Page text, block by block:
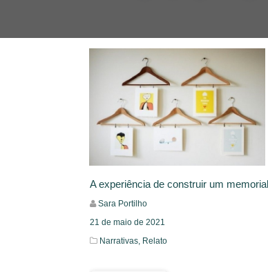
A experiência de construir um
Sara Portilho
21 de maio de 2021
Narrativas, Relato